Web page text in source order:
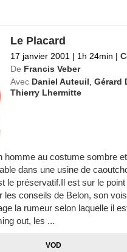
Le Placard
17 janvier 2001 | 1h 24min |
De Francis Veber
Avec Daniel Auteuil ,Gérard
Thierry Lhermitte
homme au costume sombre
dans une usine de
le préservatif.Il est sur le
les conseils de Belon, son
la rumeur selon laquelle il
out, les ...
VOD